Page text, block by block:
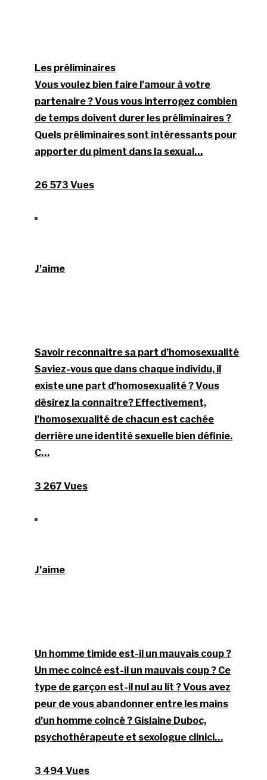
Les préliminaires
Vous voulez bien faire l’amour à votre
partenaire ? Vous vous interrogez combien
de temps doivent durer les préliminaires ?
Quels préliminaires sont intéressants pour
apporter du piment dans la sexual…
26 573 Vues
J’aime
Savoir reconnaitre sa part d’homosexualité
Saviez-vous que dans chaque individu, il
existe une part d’homosexualité ? Vous
désirez la connaitre? Effectivement,
l’homosexualité de chacun est cachée
derrière une identité sexuelle bien définie.
C…
3 267 Vues
J’aime
Un homme timide est-il un mauvais coup ?
Un mec coincé est-il un mauvais coup ? Ce
type de garçon est-il nul au lit ? Vous avez
peur de vous abandonner entre les mains
d’un homme coincé ? Gislaine Duboc,
psychothérapeute et sexologue clinici…
3 494 Vues